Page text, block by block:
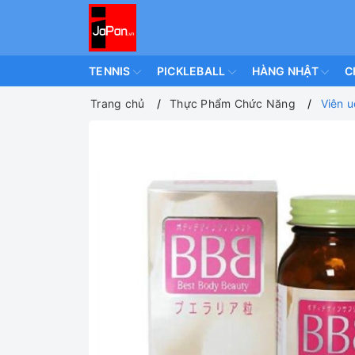
TENNIS PICKLEBALL HÀNG NHẬT
Trang chủ Thực Phẩm Chức Năng Viên